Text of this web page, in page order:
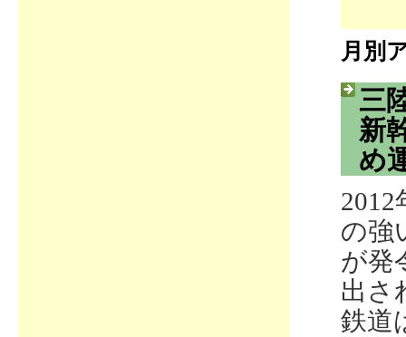
月別
三
新
め
2012
の強
が発
出さ
鉄